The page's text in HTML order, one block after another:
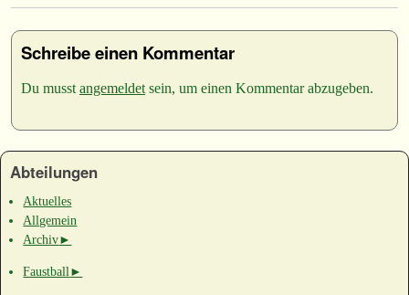
Schreibe einen Kommentar
Du musst angemeldet sein, um einen Kommentar abzugeben.
Abteilungen
Aktuelles
Allgemein
Archiv►
Faustball►